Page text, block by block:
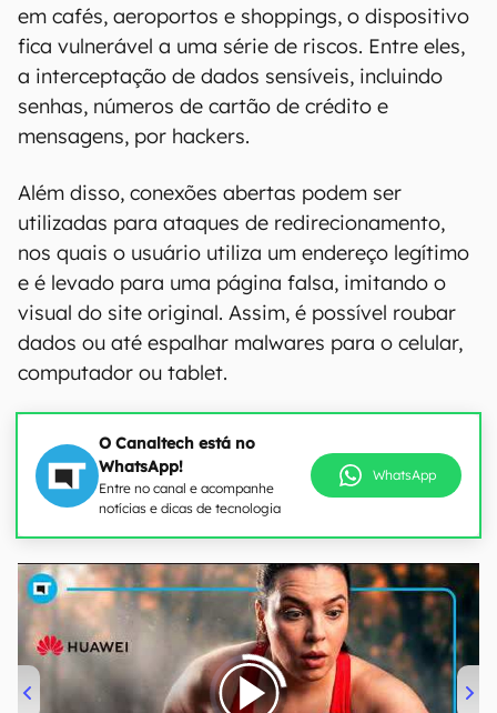
em cafés, aeroportos e shoppings, o dispositivo
fica vulnerável a uma série de riscos. Entre eles,
a interceptação de dados sensíveis, incluindo
senhas, números de cartão de crédito e
mensagens, por hackers.
Além disso, conexões abertas podem ser
utilizadas para ataques de redirecionamento,
nos quais o usuário utiliza um endereço legítimo
e é levado para uma página falsa, imitando o
visual do site original. Assim, é possível roubar
dados ou até espalhar malwares para o celular,
computador ou tablet.
O Canaltech está no
WhatsApp!
Entre no canal e acompanhe
notícias e dicas de tecnologia
WhatsApp